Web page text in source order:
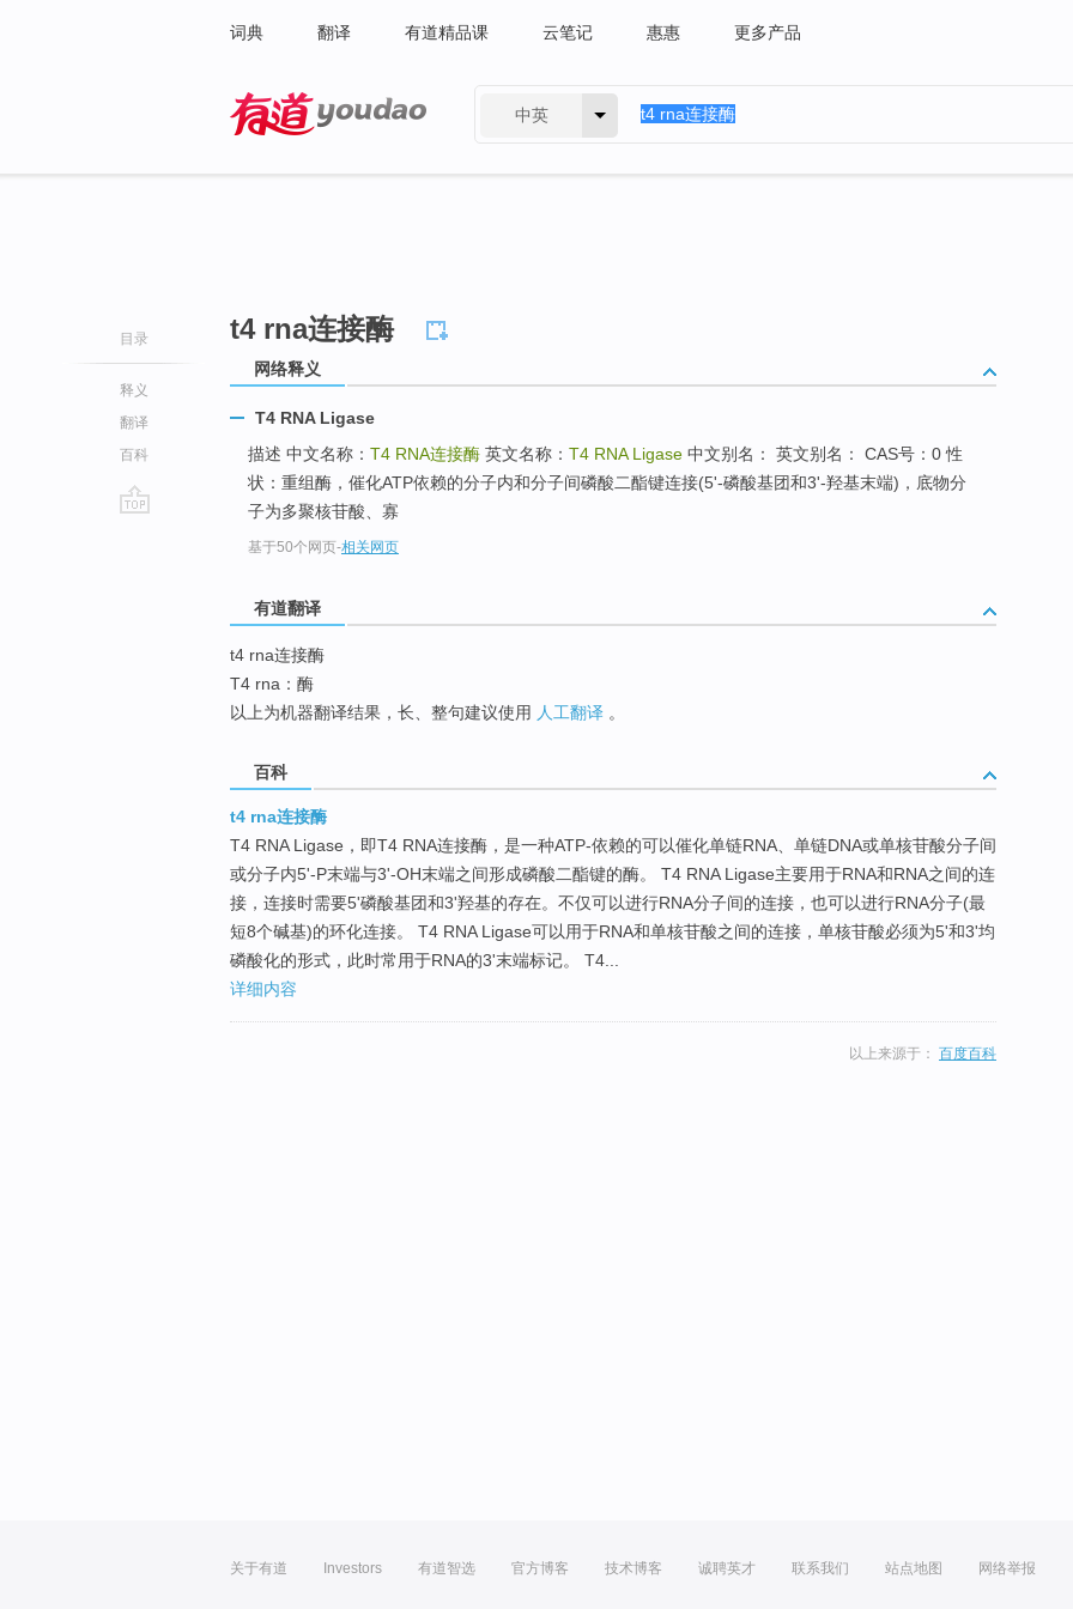
词典 翻译 有道精品课 云笔记 惠惠 更多产品
中英
目录
释义
翻译
百科
t4 rna连接酶
网络释义
T4 RNA Ligase
描述 中文名称： T4 RNA连接酶 英文名称： T4 RNA Ligase 中文别名： 英文别名： CAS号：0 性
状：重组酶，催化ATP依赖的分子内和分子间磷酸二酯键连接(5'-磷酸基团和3'-羟基末端)，底物分
子为多聚核苷酸、寡
基于50个网页-相关网页
有道翻译
t4 rna连接酶
T4 rna：酶
以上为机器翻译结果，长、整句建议使用 人工翻译 。
百科
t4 rna连接酶
T4 RNA Ligase，即T4 RNA连接酶，是一种ATP-依赖的可以催化单链RNA、单链DNA或单核苷酸分子间
或分子内5'-P末端与3'-OH末端之间形成磷酸二酯键的酶。 T4 RNA Ligase主要用于RNA和RNA之间的连
接，连接时需要5'磷酸基团和3'羟基的存在。不仅可以进行RNA分子间的连接，也可以进行RNA分子(最
短8个碱基)的环化连接。 T4 RNA Ligase可以用于RNA和单核苷酸之间的连接，单核苷酸必须为5'和3'均
磷酸化的形式，此时常用于RNA的3'末端标记。 T4...
详细内容
以上来源于： 百度百科
关于有道 Investors 有道智选 官方博客 技术博客 诚聘英才 联系我们 站点地图 网络举报